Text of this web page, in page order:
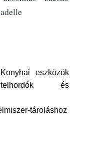
eszközök
és
tároláshoz